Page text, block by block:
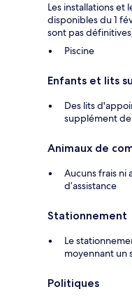
Les installations et
disponibles du 1
sont pas
Piscine
Enfants et lits
Des lits
supplément
Animaux de
Aucuns frais ni
d’assistance
Stationnement
Le
moyennant un
Politiques